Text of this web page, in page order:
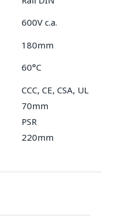
600V c.a.
180mm
60°C
CCC, CE, CSA, UL
70mm
PSR
220mm